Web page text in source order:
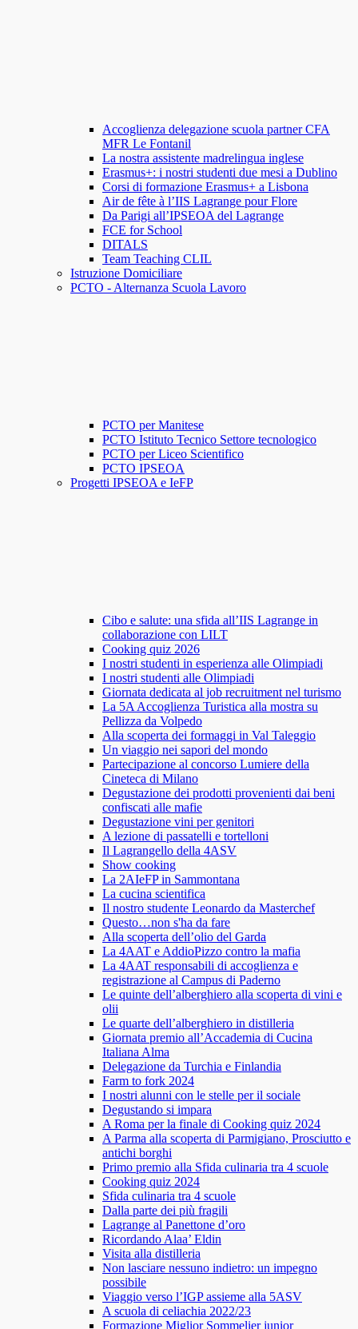
Accoglienza delegazione scuola partner CFA
MFR Le Fontanil
La nostra assistente madrelingua inglese
Erasmus+: i nostri studenti due mesi a Dublino
Corsi di formazione Erasmus+ a Lisbona
Air de fête à l’IIS Lagrange pour Flore
Da Parigi all’IPSEOA del Lagrange
FCE for School
DITALS
Team Teaching CLIL
Istruzione Domiciliare
PCTO - Alternanza Scuola Lavoro
PCTO per Manitese
PCTO Istituto Tecnico Settore tecnologico
PCTO per Liceo Scientifico
PCTO IPSEOA
Progetti IPSEOA e IeFP
Cibo e salute: una sfida all’IIS Lagrange in
collaborazione con LILT
Cooking quiz 2026
I nostri studenti in esperienza alle Olimpiadi
I nostri studenti alle Olimpiadi
Giornata dedicata al job recruitment nel turismo
La 5A Accoglienza Turistica alla mostra su
Pellizza da Volpedo
Alla scoperta dei formaggi in Val Taleggio
Un viaggio nei sapori del mondo
Partecipazione al concorso Lumiere della
Cineteca di Milano
Degustazione dei prodotti provenienti dai beni
confiscati alle mafie
Degustazione vini per genitori
A lezione di passatelli e tortelloni
Il Lagrangello della 4ASV
Show cooking
La 2AIeFP in Sammontana
La cucina scientifica
Il nostro studente Leonardo da Masterchef
Questo…non s'ha da fare
Alla scoperta dell’olio del Garda
La 4AAT e AddioPizzo contro la mafia
La 4AAT responsabili di accoglienza e
registrazione al Campus di Paderno
Le quinte dell’alberghiero alla scoperta di vini e
olii
Le quarte dell’alberghiero in distilleria
Giornata premio all’Accademia di Cucina
Italiana Alma
Delegazione da Turchia e Finlandia
Farm to fork 2024
I nostri alunni con le stelle per il sociale
Degustando si impara
A Roma per la finale di Cooking quiz 2024
A Parma alla scoperta di Parmigiano, Prosciutto e
antichi borghi
Primo premio alla Sfida culinaria tra 4 scuole
Cooking quiz 2024
Sfida culinaria tra 4 scuole
Dalla parte dei più fragili
Lagrange al Panettone d’oro
Ricordando Alaa’ Eldin
Visita alla distilleria
Non lasciare nessuno indietro: un impegno
possibile
Viaggio verso l’IGP assieme alla 5ASV
A scuola di celiachia 2022/23
Formazione Miglior Sommelier junior